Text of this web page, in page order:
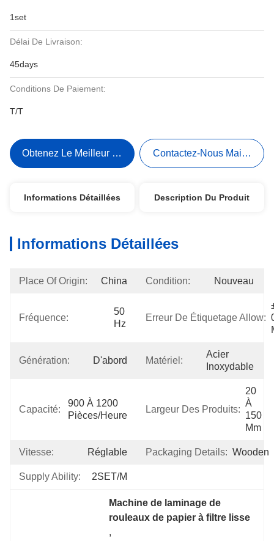
1set
Délai De Livraison:
45days
Conditions De Paiement:
T/T
Obtenez Le Meilleur Prix Contactez-Nous Maintenant
Informations Détaillées Description Du Produit
Informations Détaillées
Place Of Origin: China Condition: Nouveau
Fréquence:
50
Hz
Erreur De Étiquetage Allow:
Génération: D'abord Matériel:
Acier
Inoxydable
Capacité:
900 À 1200
Pièces/heure
Largeur Des Produits:
20
À
150
Mm
Vitesse: Réglable Packaging Details: Wooden
Supply Ability: 2SET/M
Machine de laminage de
rouleaux de papier à filtre lisse
,